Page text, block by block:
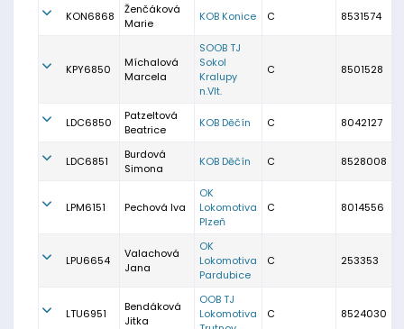
KON6868
Ženčáková
Marie
KOB Konice C 8531574
KPY6850
Míchalová
Marcela
SOOB TJ
Sokol
Kralupy
n.Vlt.
C 8501528
LDC6850
Patzeltová
Beatrice
KOB Děčín C 8042127
LDC6851
Burdová
Simona
KOB Děčín C 8528008
LPM6151 Pechová Iva
OK
Lokomotiva
Plzeň
C 8014556
LPU6654
Valachová
Jana
OK
Lokomotiva
Pardubice
C 253353
LTU6951
Bendáková
Jitka
OOB TJ
Lokomotiva
C 8524030